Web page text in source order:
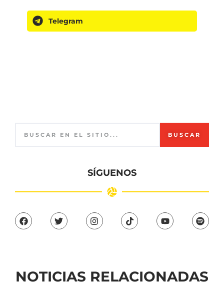
Telegram
BUSCAR
SÍGUENOS
NOTICIAS RELACIONADAS